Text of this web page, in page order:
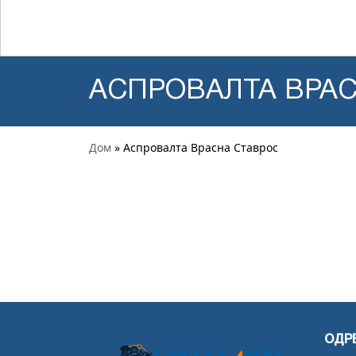
АСПРОВАЛТА
Дом » Аспровалта Врасна Ставрос